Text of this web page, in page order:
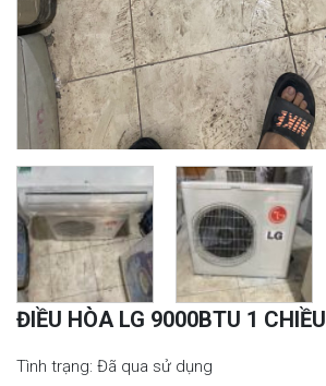
ĐIỀU HÒA LG 9000BTU 1 CHIỀU
Tình trạng: Đã qua sử dụng